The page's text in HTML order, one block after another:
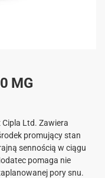
MG
Ltd. Zawiera
promujący stan
sennością w ciągu
pomaga nie
pory snu.